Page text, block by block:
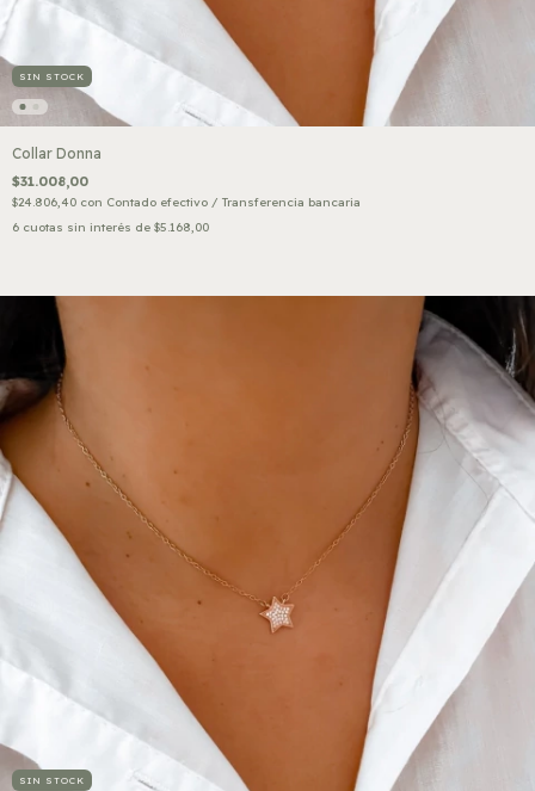
SIN STOCK
Collar Donna
$31.008,00
$24.806,40 con Contado efectivo / Transferencia bancaria
6 cuotas sin interés de $5.168,00
SIN STOCK